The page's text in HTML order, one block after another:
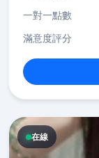
一對一點數
滿意度評分
在線